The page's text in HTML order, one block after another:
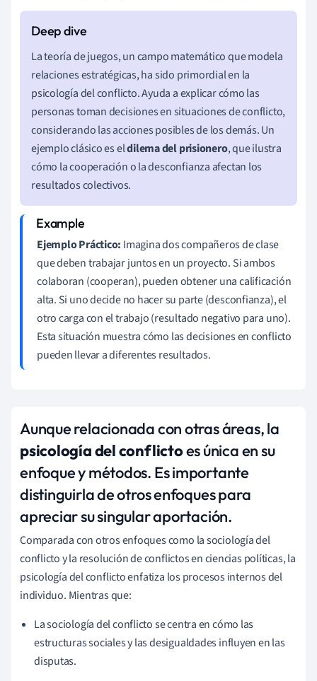
La teoría de juegos, un campo matemático que modela
relaciones estratégicas, ha sido primordial en la
psicología del conflicto. Ayuda a explicar cómo las
personas toman decisiones en situaciones de conflicto,
considerando las acciones posibles de los demás. Un
ejemplo clásico es eldilema del prisionero, que ilustra
cómo la cooperación o la desconfianza afectan los
resultados colectivos.
Ejemplo Práctico: Imagina dos compañeros de clase
que deben trabajar juntos en un proyecto. Si ambos
colaboran (cooperan), pueden obtener una calificación
alta. Si uno decide no hacer su parte (desconfianza), el
otro carga con el trabajo (resultado negativo para uno).
Esta situación muestra cómo las decisiones en conflicto
pueden llevar a diferentes resultados.
Aunque relacionada con otras áreas, la
psicología del conflictoes única en su
enfoque y métodos. Es importante
distinguirla de otros enfoques para
apreciar su singular aportación.
Comparada con otros enfoques como la sociología del
conflicto y la resolución de conflictos en ciencias políticas, la
psicología del conflicto enfatiza los procesos internos del
individuo. Mientras que:
La sociología del conflicto se centra en cómo las
estructuras sociales y las desigualdades influyen en las
disputas.